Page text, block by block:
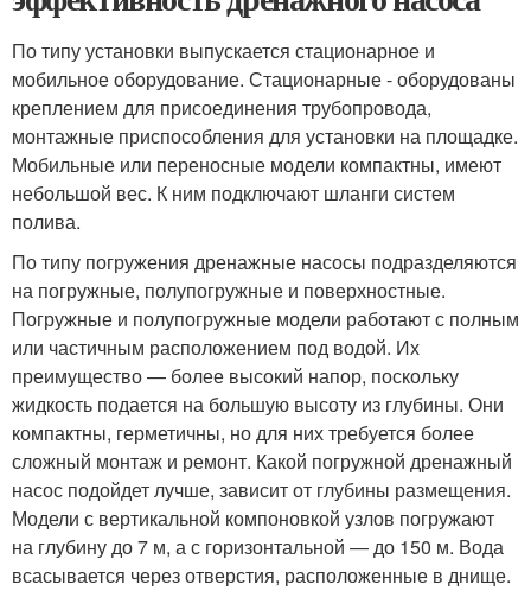
По типу установки выпускается стационарное и
мобильное оборудование. Стационарные - оборудованы
креплением для присоединения трубопровода,
монтажные приспособления для установки на площадке.
Мобильные или переносные модели компактны, имеют
небольшой вес. К ним подключают шланги систем
полива.
По типу погружения дренажные насосы подразделяются
на погружные, полупогружные и поверхностные.
Погружные и полупогружные модели работают с полным
или частичным расположением под водой. Их
преимущество — более высокий напор, поскольку
жидкость подается на большую высоту из глубины. Они
компактны, герметичны, но для них требуется более
сложный монтаж и ремонт. Какой погружной дренажный
насос подойдет лучше, зависит от глубины размещения.
Модели с вертикальной компоновкой узлов погружают
на глубину до 7 м, а с горизонтальной — до 150 м. Вода
всасывается через отверстия, расположенные в днище.